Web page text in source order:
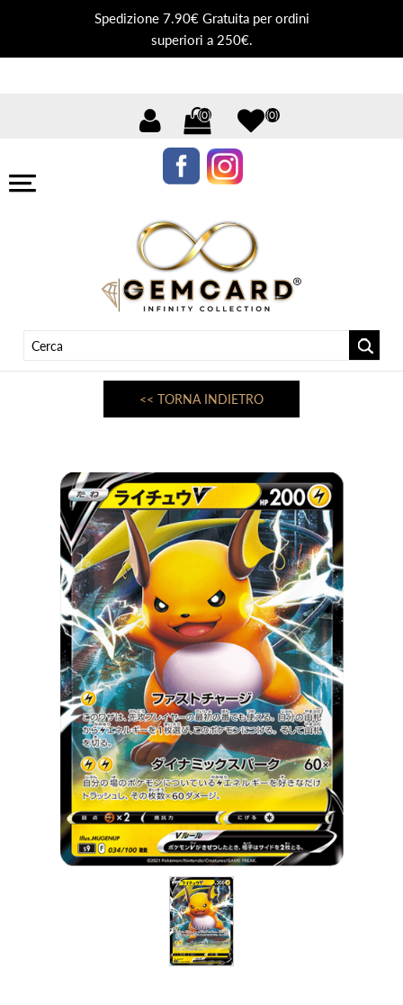
Spedizione 7.90€ Gratuita per ordini
superiori a 250€.
(0) (0)
<< TORNA INDIETRO